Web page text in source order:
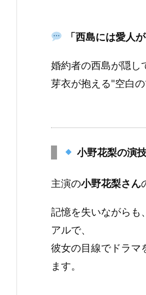
「西島には愛人が
婚約者の西島が隠し
芽衣が抱える"空白
小野花梨の演
主演の小野花梨さん
記憶を失いながらも
アルで、
彼女の目線でドラマ
ます。